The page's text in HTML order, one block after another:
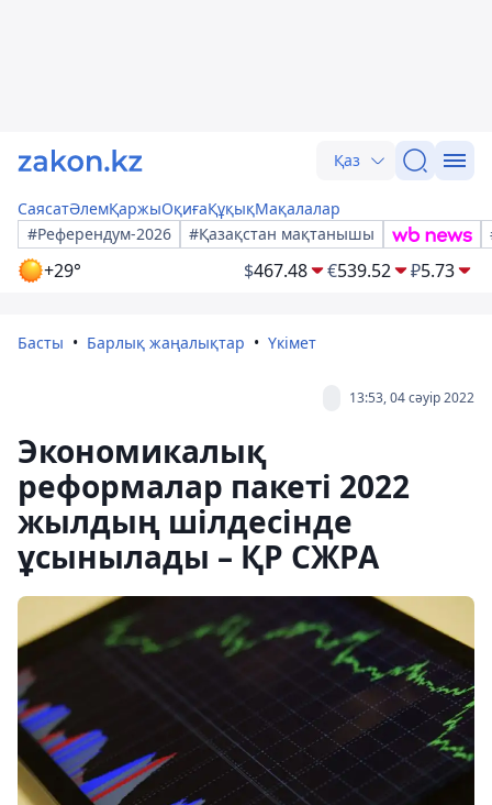
Қаз
СаясатӘлемҚаржыОқиғаҚұқықМақалалар
#Референдум-2026
#Қазақстан мақтанышы
+29° $467.48 €539.52 ₽5.73
Басты Барлық жаңалықтар Үкімет
13:53, 04 сәуір 2022
Экономикалық
реформалар пакеті 2022
жылдың шілдесінде
ұсынылады – ҚР СЖРА